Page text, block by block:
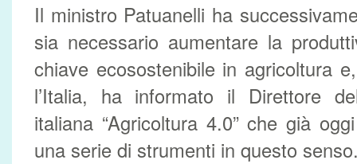
Il ministro Patuanelli ha
sia necessario aumentare la
chiave ecosostenibile in agricoltura
l’Italia, ha informato il Direttore
italiana “Agricoltura 4.0” che già
una serie di strumenti in questo